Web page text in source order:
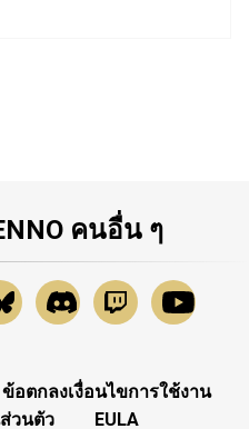
คนอื่น ๆ
ข้อตกลงเงื่อนไขการใช้งาน
วนตัว
EULA